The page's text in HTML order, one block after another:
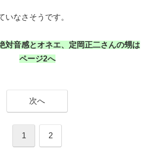
いなさそうです。
対音感とオネエ、定岡正二さんの甥は
ページ2へ
次へ
1 2